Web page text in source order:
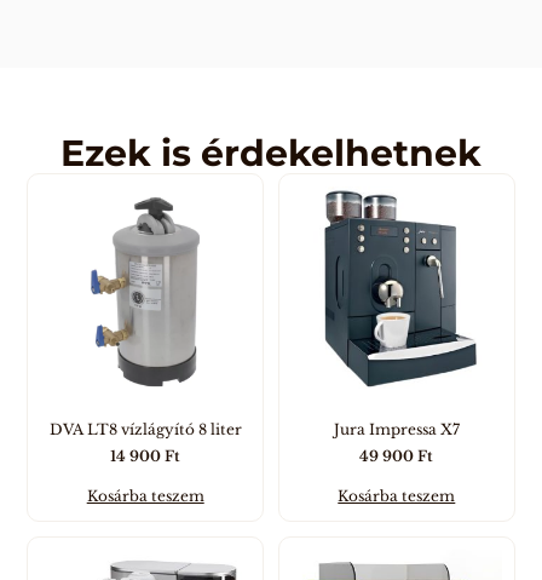
Ezek is érdekelhetnek
DVA LT8 vízlágyító 8 liter
14 900Ft
Kosárba teszem
Jura Impressa X7
49 900Ft
Kosárba teszem